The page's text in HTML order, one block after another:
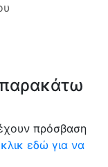
παρακάτω
πρόσβαση
εδώ για να